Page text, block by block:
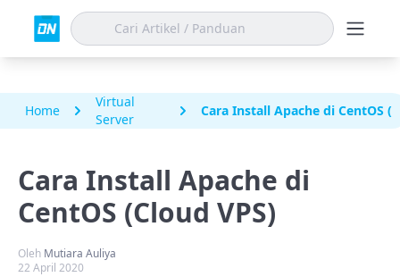
Home
Virtual
Server
Cara Install Apache di CentOS
Cara Install Apache di
CentOS (Cloud VPS)
Oleh Mutiara Auliya
22 April 2020